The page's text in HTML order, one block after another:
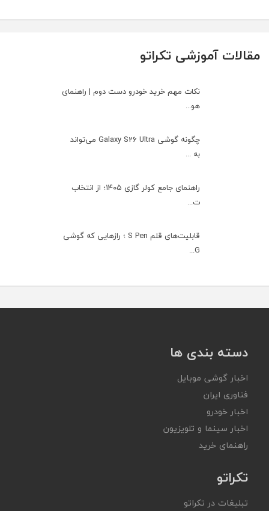
مقالات آموزشی تکراتو
نکات مهم خرید خودرو دست دوم | راهنمای
هو...
چگونه گوشی Galaxy S26 Ultra می‌تواند
به ...
راهنمای جامع کولر گازی ۱۴۰۵؛ از انتخاب
ت...
قابلیت‌های قلم S Pen ؛ رازهایی که گوشی
G...
دسته بندی ها
اخبار گوشی موبایل
فناوری ایران
اخبار خودرو
اخبار سینما و تلویزیون
راهنمای خرید
تکراتو
تبلیغات در تکراتو